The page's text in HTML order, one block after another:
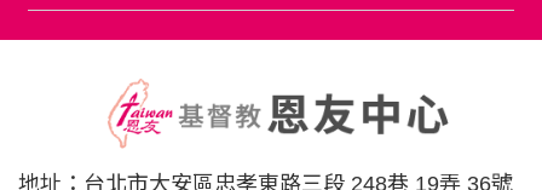
地址： 台北市大安區忠孝東路三段 248巷 19弄 36號